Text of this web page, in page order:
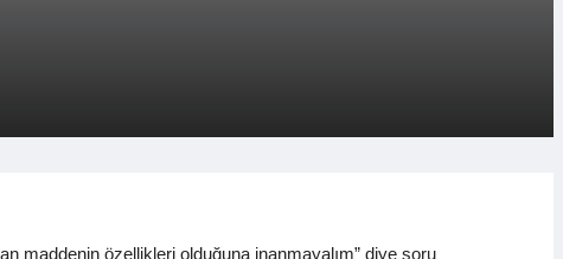
maddenin özellikleri olduğuna inanmayalım” diye soru